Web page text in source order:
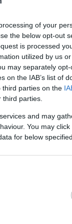
of your
the below opt-out
is processed
utilized by us
may separately
on the IAB’s list of
third parties on the
parties.
and may
You may
for below